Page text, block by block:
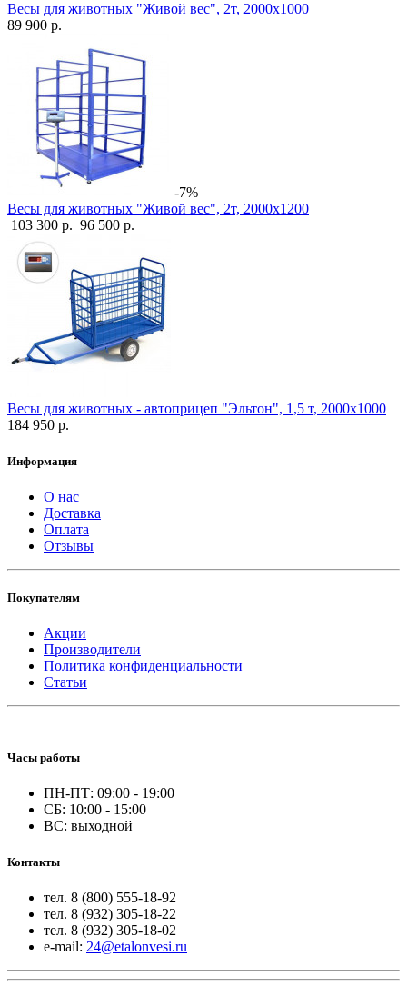
Весы для животных "Живой вес", 2т, 2000х1000
89 900 р.
-7%
Весы для животных "Живой вес", 2т, 2000х1200
103 300 р. 96 500 р.
Весы для животных - автоприцеп "Эльтон", 1,5 т, 2000х1000
184 950 р.
Информация
О нас
Доставка
Оплата
Отзывы
Покупателям
Акции
Производители
Политика конфиденциальности
Статьи
Часы работы
ПН-ПТ: 09:00 - 19:00
СБ: 10:00 - 15:00
ВС: выходной
Контакты
тел. 8 (800) 555-18-92
тел. 8 (932) 305-18-22
тел. 8 (932) 305-18-02
e-mail: 24@etalonvesi.ru